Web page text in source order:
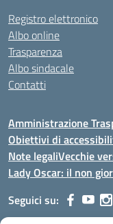
Registro elettronico
Albo online
Trasparenza
Albo sindacale
Contatti
Amministrazione
Obiettivi di
Note legaliVecchie
Lady Oscar: il non
Seguici su: